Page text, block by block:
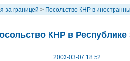
за границей > Посольство КНР в
КНР в Республике
2003-03-07 18:52